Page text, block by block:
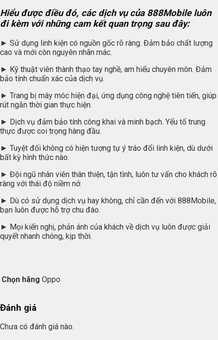
Hiểu được điều đó, các dịch vụ của 888Mobile luôn
đi kèm với những cam kết quan trọng sau đây:
► Sử dụng linh kiện có nguồn gốc rõ ràng. Đảm bảo chất lượng
cao và mới còn nguyên nhãn mác.
► Kỹ thuật viên thành thạo tay nghề, am hiểu chuyên môn. Đảm
bảo tính chuẩn xác của dịch vụ.
► Trang bị máy móc hiện đại, ứng dụng công nghệ tiên tiến, giúp
rút ngắn thời gian thực hiện.
► Dịch vụ đảm bảo tính công khai và minh bạch. Yếu tố trung
thực được coi trọng hàng đầu.
► Tuyệt đối không có hiện tượng tự ý tráo đổi linh kiện, dù dưới
bất kỳ hình thức nào.
► Đội ngũ nhân viên thân thiện, tận tình, luôn tư vấn cho khách rõ
ràng với thái độ niềm nở.
► Dù có sử dụng dịch vụ hay không, chỉ cần đến với 888Mobile,
bạn luôn được hỗ trợ chu đáo.
► Mọi kiến nghị, phản ánh của khách về dịch vụ luôn được giải
quyết nhanh chóng, kịp thời.
Chọn hãng Oppo
Đánh giá
Chưa có đánh giá nào.